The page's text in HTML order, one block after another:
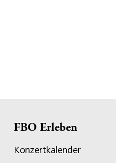
FBO Erleben
Konzertkalender